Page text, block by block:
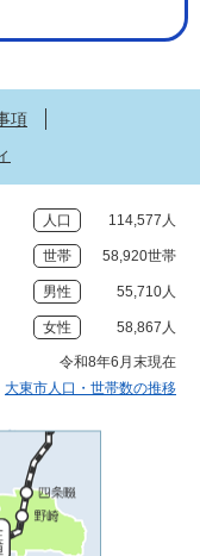
項
人口 114,577人
世帯 58,920世帯
男性 55,710人
女性 58,867人
令和8年6月末現在
大東市人口・世帯数の推移